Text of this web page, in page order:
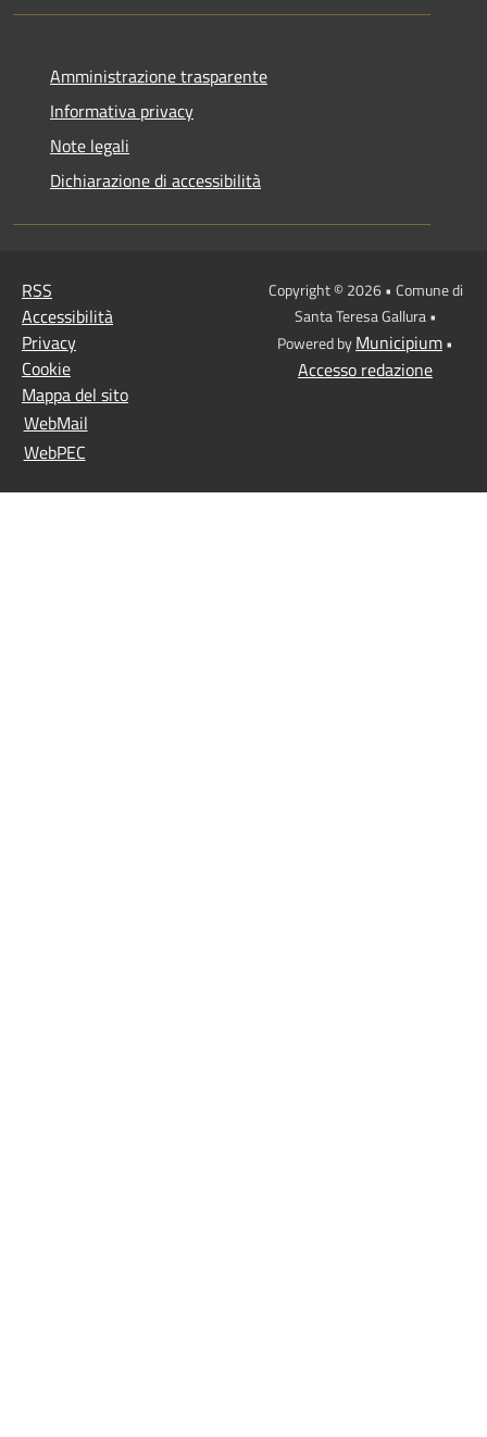
Amministrazione trasparente
Informativa privacy
Note legali
Dichiarazione di accessibilità
RSS
Accessibilità
Privacy
Cookie
Mappa del sito
WebMail
WebPEC
Copyright © 2026 • Comune di
Santa Teresa Gallura •
Powered byMunicipium•
Accesso redazione